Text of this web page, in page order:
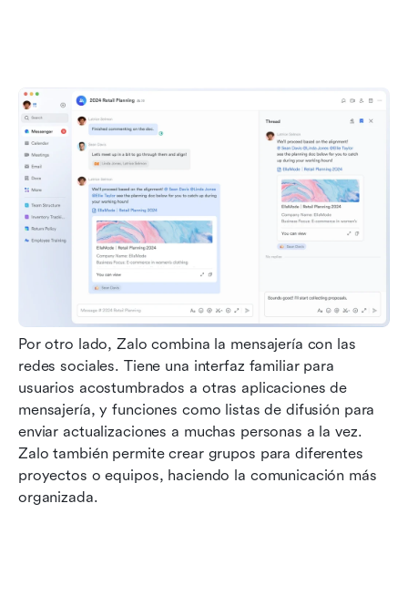
Por otro lado, Zalo combina la mensajería con las
redes sociales. Tiene una interfaz familiar para
usuarios acostumbrados a otras aplicaciones de
mensajería, y funciones como listas de difusión para
enviar actualizaciones a muchas personas a la vez.
Zalo también permite crear grupos para diferentes
proyectos o equipos, haciendo la comunicación más
organizada.